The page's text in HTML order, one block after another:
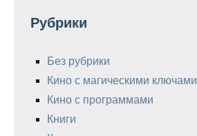
Рубрики
Без рубрики
Кино с магическими ключами
Кино с программами
Книги